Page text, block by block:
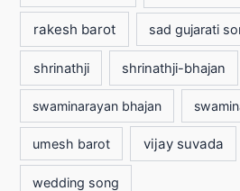
rakesh barot sad gujarati
shrinathji shrinathji-bhajan
swaminarayan bhajan
umesh barot vijay suvada
wedding song